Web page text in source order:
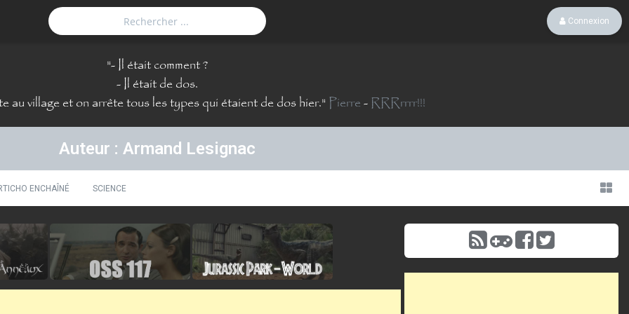
Connexion
"- Il était comment ?
- Il était de dos.
au village et on arrête tous les types qui étaient de dos hier." Pierre-RRRrrrr!!!
Auteur : Armand Lesignac
ENCHAÎNÉ SCIENCE